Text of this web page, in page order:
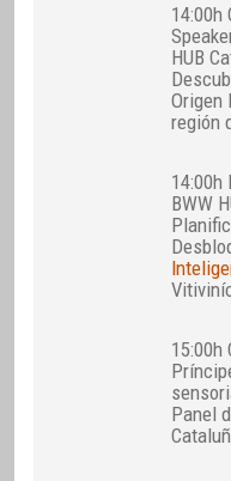
14:00h
HUB
Origen
región
BWW
15:00h
Panel